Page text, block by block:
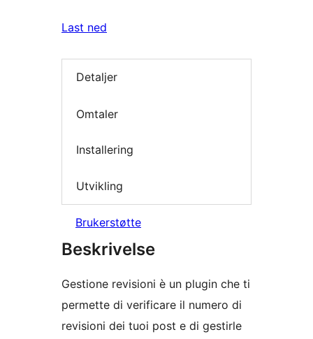
Last ned
Detaljer
Omtaler
Installering
Utvikling
Brukerstøtte
Beskrivelse
Gestione revisioni è un plugin che ti
permette di verificare il numero di
revisioni dei tuoi post e di gestirle